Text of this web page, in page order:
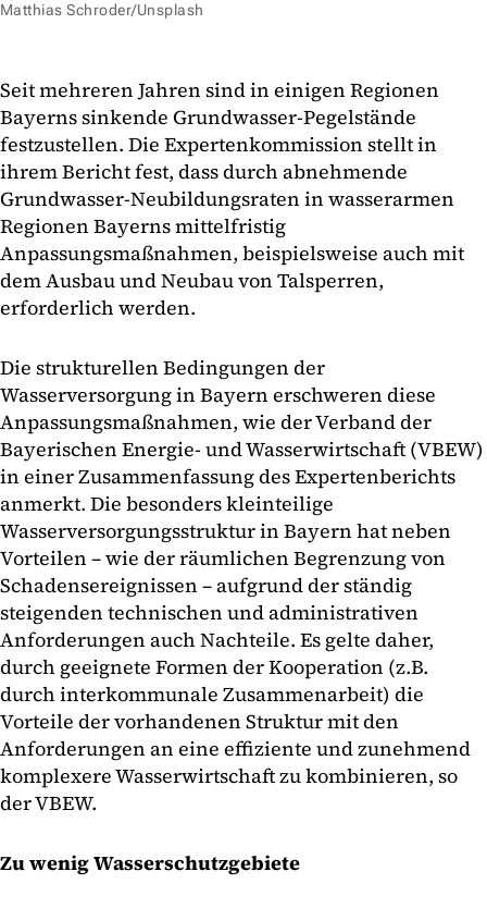
Matthias Schroder/Unsplash
Seit mehreren Jahren sind in einigen Regionen
Bayerns sinkende Grundwasser-Pegelstände
festzustellen. Die Expertenkommission stellt in
ihrem Bericht fest, dass durch abnehmende
Grundwasser-Neubildungsraten in wasserarmen
Regionen Bayerns mittelfristig
Anpassungsmaßnahmen, beispielsweise auch mit
dem Ausbau und Neubau von Talsperren,
erforderlich werden.
Die strukturellen Bedingungen der
Wasserversorgung in Bayern erschweren diese
Anpassungsmaßnahmen, wie der Verband der
Bayerischen Energie- und Wasserwirtschaft (VBEW)
in einer Zusammenfassung des Expertenberichts
anmerkt. Die besonders kleinteilige
Wasserversorgungsstruktur in Bayern hat neben
Vorteilen – wie der räumlichen Begrenzung von
Schadensereignissen – aufgrund der ständig
steigenden technischen und administrativen
Anforderungen auch Nachteile. Es gelte daher,
durch geeignete Formen der Kooperation (z.B.
durch interkommunale Zusammenarbeit) die
Vorteile der vorhandenen Struktur mit den
Anforderungen an eine effiziente und zunehmend
komplexere Wasserwirtschaft zu kombinieren, so
der VBEW.
Zu wenig Wasserschutzgebiete